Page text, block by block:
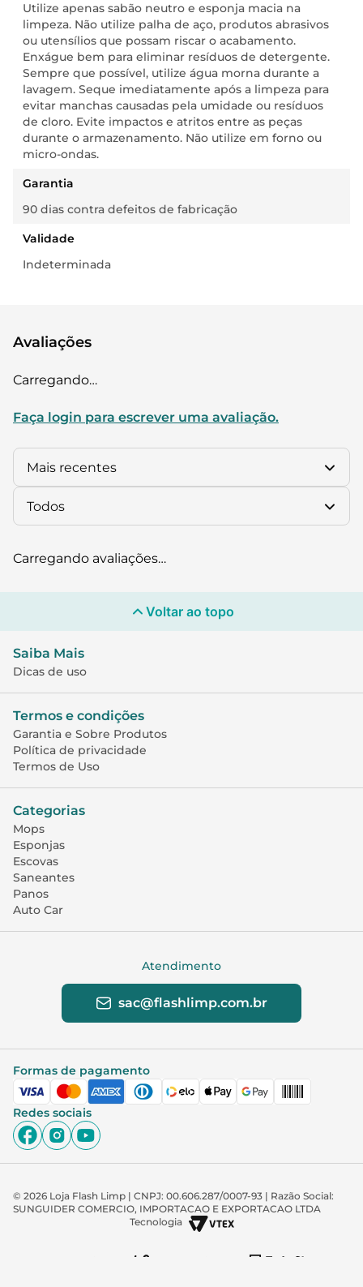
Utilize apenas sabão neutro e esponja macia na
limpeza. Não utilize palha de aço, produtos abrasivos
ou utensílios que possam riscar o acabamento.
Enxágue bem para eliminar resíduos de detergente.
Sempre que possível, utilize água morna durante a
lavagem. Seque imediatamente após a limpeza para
evitar manchas causadas pela umidade ou resíduos
de cloro. Evite impactos e atritos entre as peças
durante o armazenamento. Não utilize em forno ou
micro-ondas.
Garantia
90 dias contra defeitos de fabricação
Validade
Indeterminada
Avaliações
Carregando…
Faça login para escrever uma avaliação.
Mais recentes
Todos
Carregando avaliações…
Voltar ao topo
Saiba Mais
Dicas de uso
Termos e condições
Garantia e Sobre Produtos
Política de privacidade
Termos de Uso
Categorias
Mops
Esponjas
Escovas
Saneantes
Panos
Auto Car
Atendimento
sac@flashlimp.com.br
Formas de pagamento
Redes sociais
© 2026 Loja Flash Limp | CNPJ: 00.606.287/0007-93 | Razão Social:
SUNGUIDER COMERCIO, IMPORTACAO E EXPORTACAO LTDA
Tecnologia